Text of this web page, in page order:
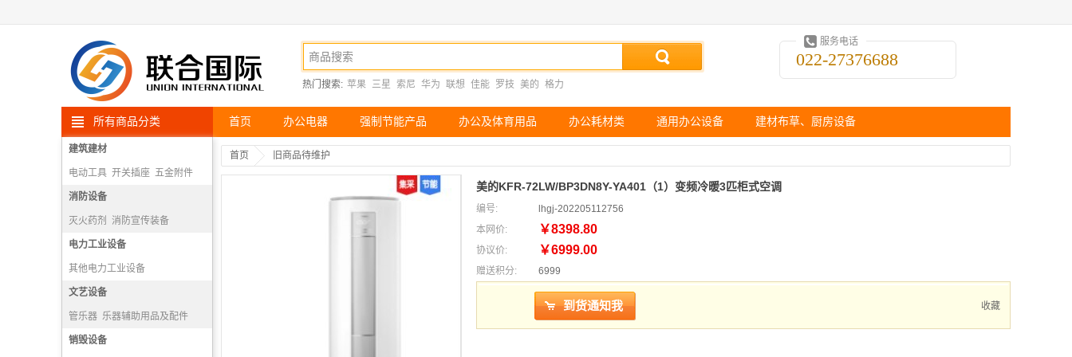
热门搜索: 苹果 三星 索尼 华为 联想 佳能 罗技 美的 格力
服务电话
022-27376688
所有商品分类 首页 办公电器 强制节能产品 办公及体育用品 办公耗材类 通用办公设备 建材布草、厨房设备
建筑建材
电动工具 开关插座 五金附件
高空安防用品
消防设备
灭火药剂 消防宣传装备
消防报警机
隔绝式正压氧气呼吸器
电力工业设备
其他电力工业设备
文艺设备
管乐器 乐器辅助用品及配件
打击乐器
销毁设备
首页 旧商品待维护
美的KFR-72LW/BP3DN8Y-YA401（1）变频冷暖3匹柜式空调
编号:
lhgj-202205112756
本网价:
￥8398.80
协议价: ￥6999.00
赠送积分: 6999
收藏